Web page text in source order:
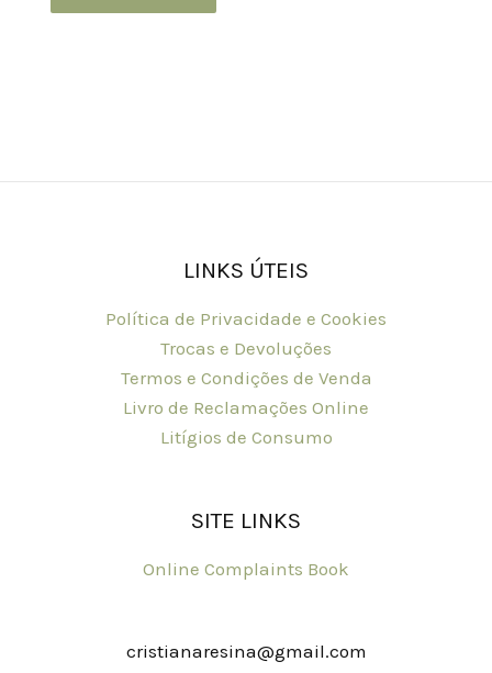
LINKS ÚTEIS
Política de Privacidade e Cookies
Trocas e Devoluções
Termos e Condições de Venda
Livro de Reclamações Online
Litígios de Consumo
SITE LINKS
Online Complaints Book
cristianaresina@gmail.com